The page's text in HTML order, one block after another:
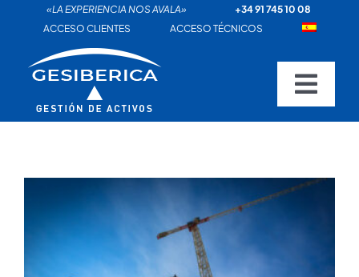
«LA EXPERIENCIA NOS AVALA»
+34 91 745 10 08
ACCESO CLIENTES
ACCESO TÉCNICOS